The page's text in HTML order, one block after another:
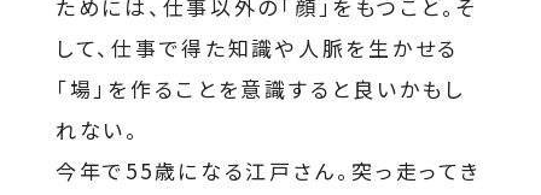
ためには、仕事以外の「顔」をもつこと。そ
して、仕事で得た知識や人脈を生かせる
「場」を作ることを意識すると良いかもし
れない。
今年で55歳になる江戸さん。突っ走ってき